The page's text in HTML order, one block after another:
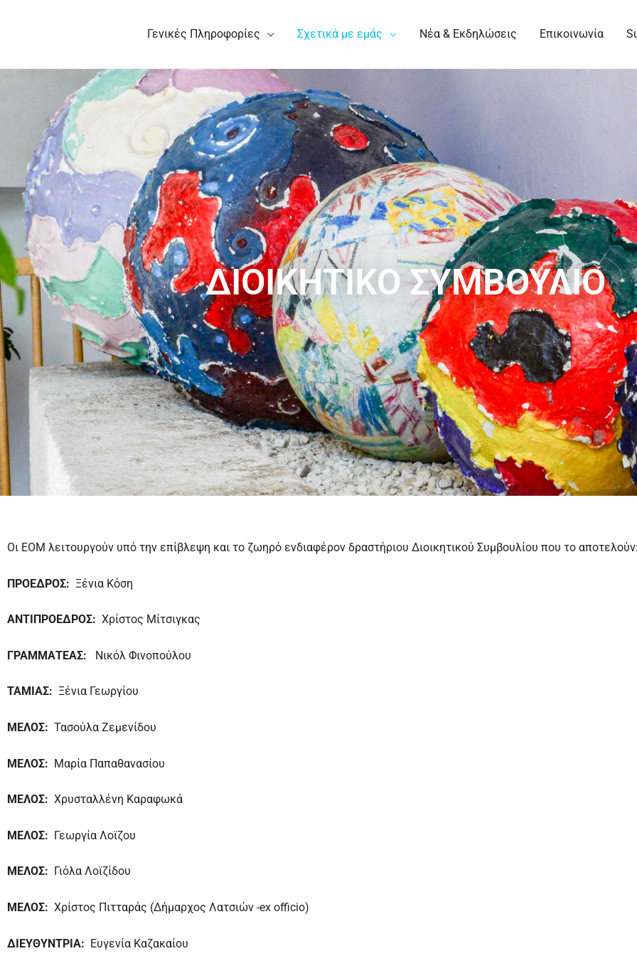
Γενικές Πληροφορίες Σχετικά με εμάς Νέα & Εκδηλώσεις Επικοινωνία
ΔΙΟΙΚΗΤΙΚΟ ΣΥΜΒΟΥΛΙΟ
Οι ΕΟΜ λειτουργούν υπό την επίβλεψη και το ζωηρό ενδιαφέρον δραστήριου Διοικητικού Συμβουλίου που το
ΠΡΟΕΔΡΟΣ: Ξένια Κόση
ΑΝΤΙΠΡΟΕΔΡΟΣ: Χρίστος Μίτσιγκας
ΓΡΑΜΜΑΤΕΑΣ: Νικόλ Φινοπούλου
ΤΑΜΙΑΣ: Ξένια Γεωργίου
ΜΕΛΟΣ: Τασούλα Ζεμενίδου
ΜΕΛΟΣ: Μαρία Παπαθανασίου
ΜΕΛΟΣ: Χρυσταλλένη Καραφωκά
ΜΕΛΟΣ: Γεωργία Λοϊζου
ΜΕΛΟΣ: Γιόλα Λοϊζίδου
ΜΕΛΟΣ: Χρίστος Πιτταράς (Δήμαρχος Λατσιών -ex officio)
ΔΙΕΥΘΥΝΤΡΙΑ: Ευγενία Καζακαίου